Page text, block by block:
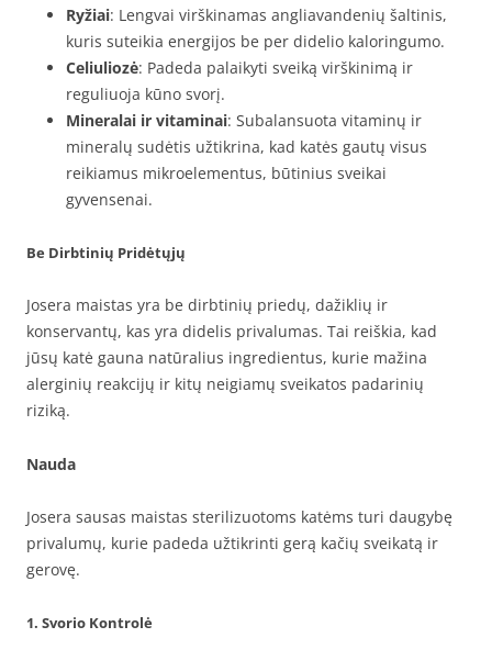
Ryžiai: Lengvai virškinamas angliavandenių šaltinis,
kuris suteikia energijos be per didelio kaloringumo.
Celiuliozė: Padeda palaikyti sveiką virškinimą ir
reguliuoja kūno svorį.
Mineralai ir vitaminai: Subalansuota vitaminų ir
mineralų sudėtis užtikrina, kad katės gautų visus
reikiamus mikroelementus, būtinius sveikai
gyvensenai.
Be Dirbtinių Pridėtųjų
Josera maistas yra be dirbtinių priedų, dažiklių ir
konservantų, kas yra didelis privalumas. Tai reiškia, kad
jūsų katė gauna natūralius ingredientus, kurie mažina
alerginių reakcijų ir kitų neigiamų sveikatos padarinių
riziką.
Nauda
Josera sausas maistas sterilizuotoms katėms turi daugybę
privalumų, kurie padeda užtikrinti gerą kačių sveikatą ir
gerovę.
1. Svorio Kontrolė